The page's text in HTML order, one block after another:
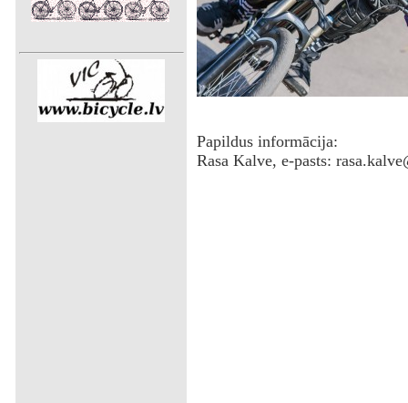
Papildus informācija:
Rasa Kalve, e-pasts: